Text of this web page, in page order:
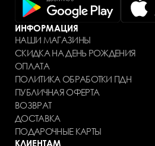
ИНФОРМАЦИЯ
НАШИ МАГАЗИНЫ
СКИДКА НА ДЕНЬ РОЖДЕНИЯ
ОПЛАТА
ПОЛИТИКА ОБРАБОТКИ ПДН
ПУБЛИЧНАЯ ОФЕРТА
ВОЗВРАТ
ДОСТАВКА
ПОДАРОЧНЫЕ КАРТЫ
КЛИЕНТАМ